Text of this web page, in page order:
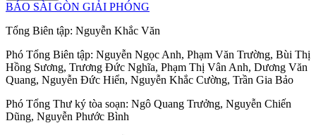
BÁO SÀI GÒN GIẢI PHÓNG
Tổng Biên tập: Nguyễn Khắc Văn
Phó Tổng Biên tập: Nguyễn Ngọc Anh, Phạm Văn Trường, Bùi Thị
Hồng Sương, Trương Đức Nghĩa, Phạm Thị Vân Anh, Dương Văn
Quang, Nguyễn Đức Hiển, Nguyễn Khắc Cường, Trần Gia Bảo
Phó Tổng Thư ký tòa soạn: Ngô Quang Trưởng, Nguyễn Chiến
Dũng, Nguyễn Phước Bình